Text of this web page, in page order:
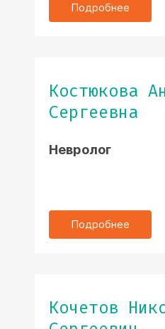
Подробнее
Костюкова
Сергеевна
Невролог
Подробнее
Кочетов